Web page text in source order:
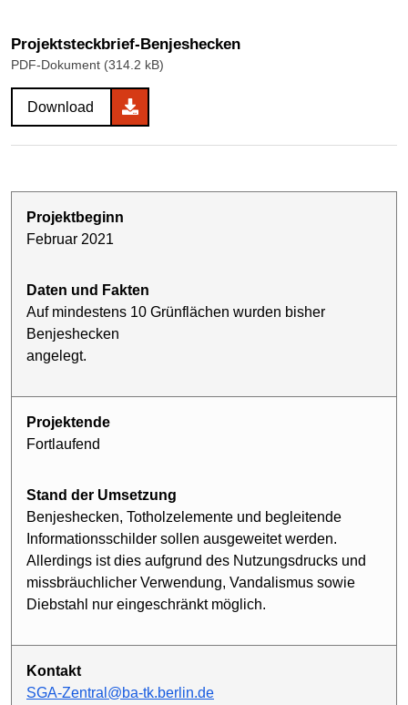
Projektsteckbrief-Benjeshecken
PDF-Dokument (314.2 kB)
Download
Projektbeginn
Februar 2021
Daten und Fakten
Auf mindestens 10 Grünflächen wurden bisher
Benjeshecken
angelegt.
Projektende
Fortlaufend
Stand der Umsetzung
Benjeshecken, Totholzelemente und begleitende
Informationsschilder sollen ausgeweitet werden.
Allerdings ist dies aufgrund des Nutzungsdrucks und
missbräuchlicher Verwendung, Vandalismus sowie
Diebstahl nur eingeschränkt möglich.
Kontakt
SGA-Zentral@ba-tk.berlin.de